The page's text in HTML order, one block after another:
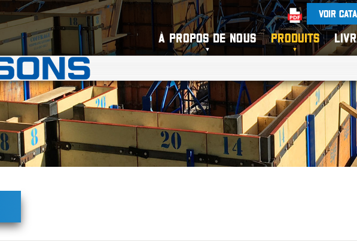
VOIR
À PROPOS DE NOUS PRODUITS